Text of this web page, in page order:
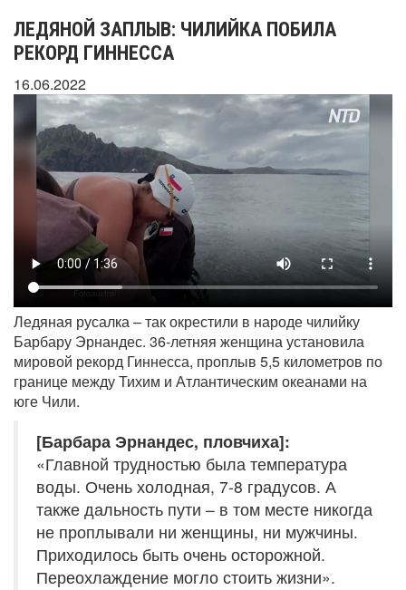
ЛЕДЯНОЙ ЗАПЛЫВ: ЧИЛИЙКА ПОБИЛА
РЕКОРД ГИННЕССА
16.06.2022
Ледяная русалка – так окрестили в народе чилийку
Барбару Эрнандес. 36-летняя женщина установила
мировой рекорд Гиннесса, проплыв 5,5 километров по
границе между Тихим и Атлантическим океанами на
юге Чили.
[Барбара Эрнандес, пловчиха]:
«Главной трудностью была температура
воды. Очень холодная, 7-8 градусов. А
также дальность пути – в том месте никогда
не проплывали ни женщины, ни мужчины.
Приходилось быть очень осторожной.
Переохлаждение могло стоить жизни».